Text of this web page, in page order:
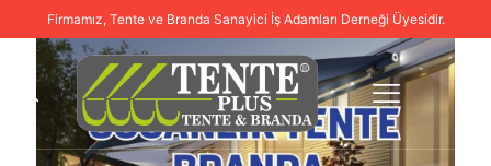
Firmamız, Tente ve Branda Sanayici İş Adamları Derneği Üyesidir.